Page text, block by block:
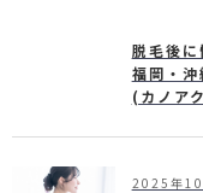
脱毛後
福岡・
(カノア
2025年